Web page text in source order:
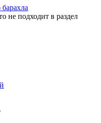
не подходит в раздел